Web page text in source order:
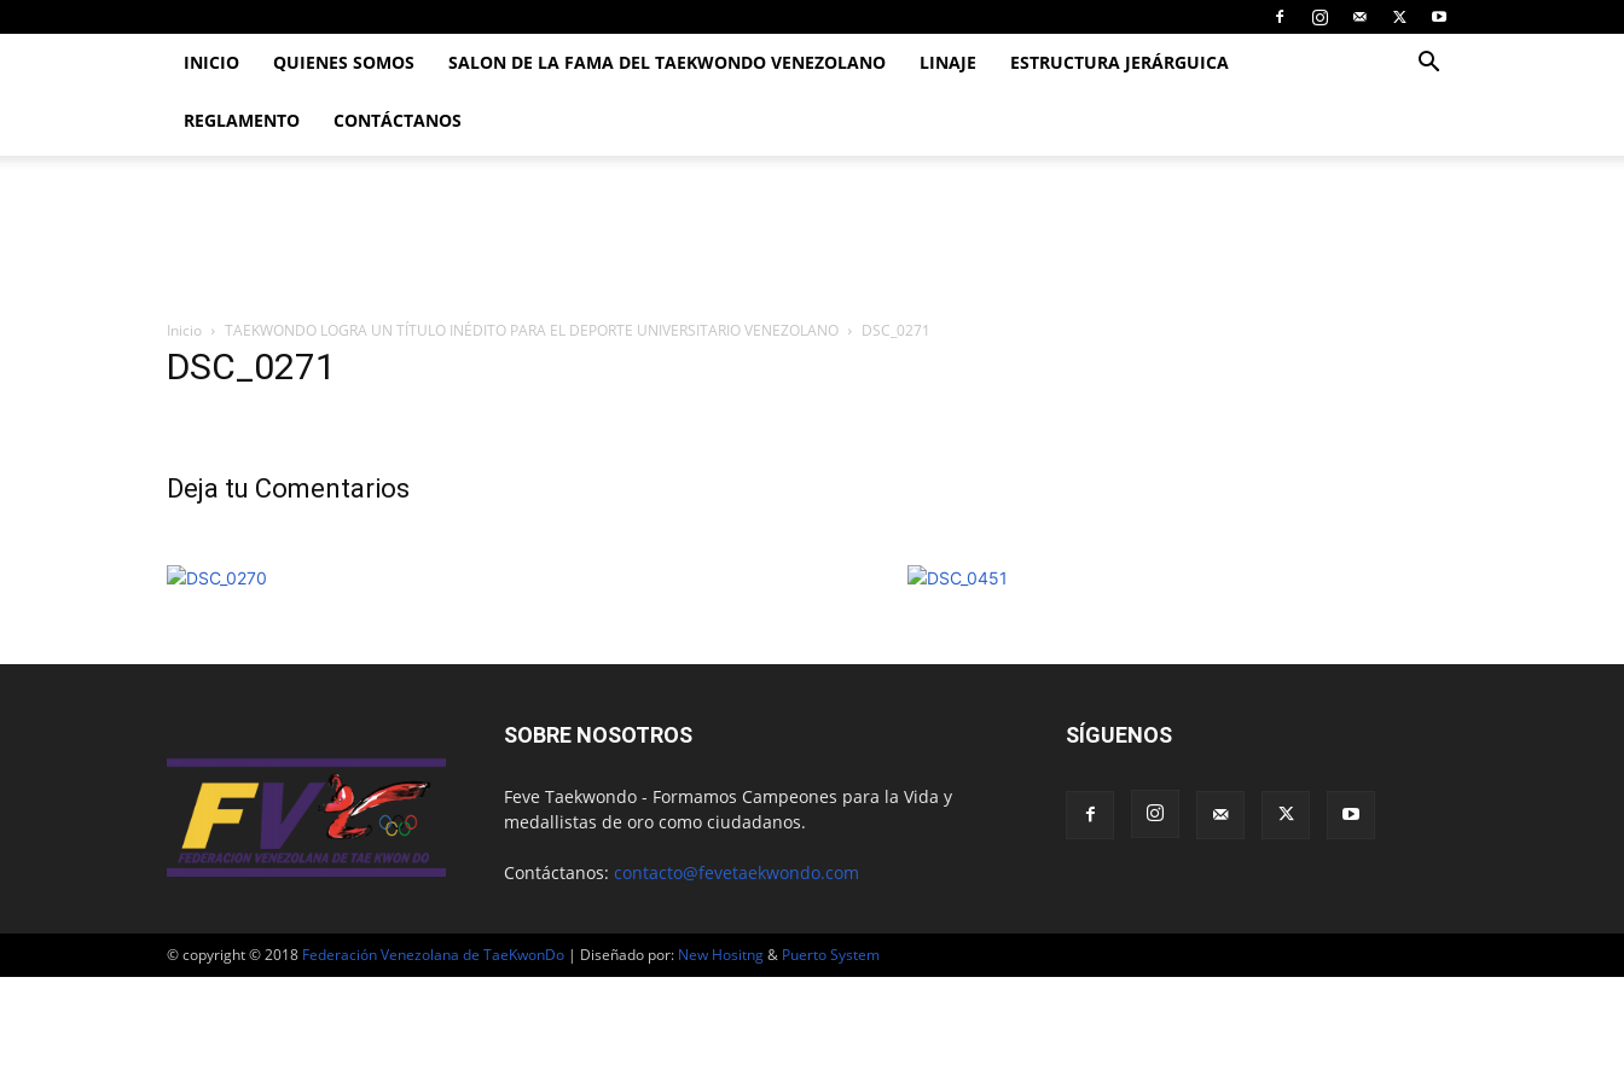
INICIO QUIENES SOMOS SALON DE LA FAMA DEL TAEKWONDO VENEZOLANO LINAJE ESTRUCTURA JERÁRGUICA
REGLAMENTO CONTÁCTANOS
Inicio TAEKWONDO LOGRA UN TÍTULO INÉDITO PARA EL DEPORTE UNIVERSITARIO VENEZOLANO DSC_0271
DSC_0271
Deja tu Comentarios
SOBRE NOSOTROS
Feve Taekwondo - Formamos Campeones para la Vida y
medallistas de oro como ciudadanos.
Contáctanos: contacto@fevetaekwondo.com
SÍGUENOS
© copyright © 2018 Federación Venezolana de TaeKwonDo | Diseñado por: New Hositng& Puerto System